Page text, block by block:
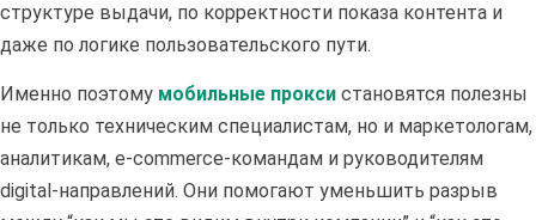
структуре выдачи, по корректности показа контента и
даже по логике пользовательского пути.
Именно поэтому мобильные прокси становятся полезны
не только техническим специалистам, но и маркетологам,
аналитикам, e-commerce-командам и руководителям
digital-направлений. Они помогают уменьшить разрыв